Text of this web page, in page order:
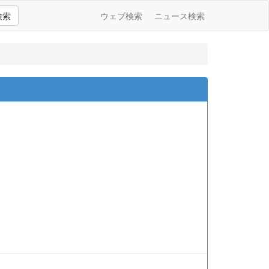
索 ウェブ検索 ニュース検索